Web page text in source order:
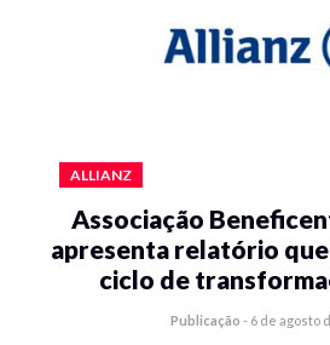
ALLIANZ
Associação
apresenta relatório
ciclo de
Publicação - 6 de agosto